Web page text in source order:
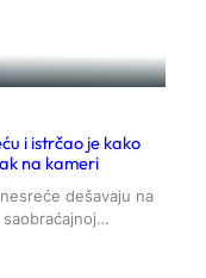
i istrčao je kako
na kameri
dešavaju na